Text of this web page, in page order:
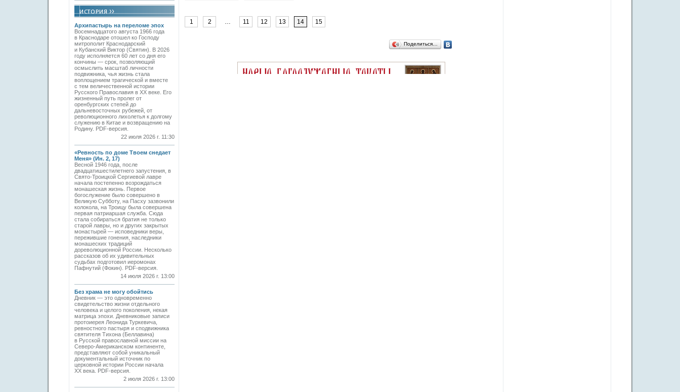
Архипастырь на переломе эпох
Восемнадцатого августа 1966 года
в Краснодаре отошел ко Господу
митрополит Краснодарский
и Кубанский Виктор (Святин). В 2026
году исполняется 60 лет со дня его
кончины — срок, позволяющий
осмыслить масштаб личности
подвижника, чья жизнь стала
воплощением трагической и вместе
с тем величественной истории
Русского Православия в XX веке. Его
жизненный путь пролег от
оренбургских степей до
дальневосточных рубежей, от
революционного лихолетья к долгому
служению в Китае и возвращению на
Родину. PDF-версия.
22 июля 2026 г. 11:30
«Ревность по доме Твоем снедает
Меня» (Ин. 2, 17)
Весной 1946 года, после
двадцатишестилетнего запустения, в
Свято-­Троицкой Сергиевой лавре
начала постепенно возрождаться
монашеская жизнь. Первое
богослужение было совершено в
Великую Субботу, на Пасху зазвонили
колокола, на Троицу была совершена
первая патриаршая служба. Сюда
стала собираться братия не только
старой лавры, но и других закрытых
монастырей — исповедники веры,
пережившие гонения, наследники
монашеских традиций
дореволюционной России. Несколько
рассказов об их удивительных
судьбах подготовил иеромонах
Пафнутий (Фокин). PDF-версия.
14 июля 2026 г. 13:00
Без храма не могу обойтись
Дневник — это одновременно
свидетельство жизни отдельного
человека и целого поколения, некая
матрица эпохи. Дневниковые записи
протоиерея Леонида Туркевича,
ревностного пастыря и сподвижника
святителя Тихона (Беллавина)
в Русской православной миссии на
Северо-Американском континенте,
представляют собой уникальный
документальный источник по
церковной истории России начала
ХХ века. PDF-версия.
2 июля 2026 г. 13:00
1 2 … 11 12 13 14 15
Поделиться…